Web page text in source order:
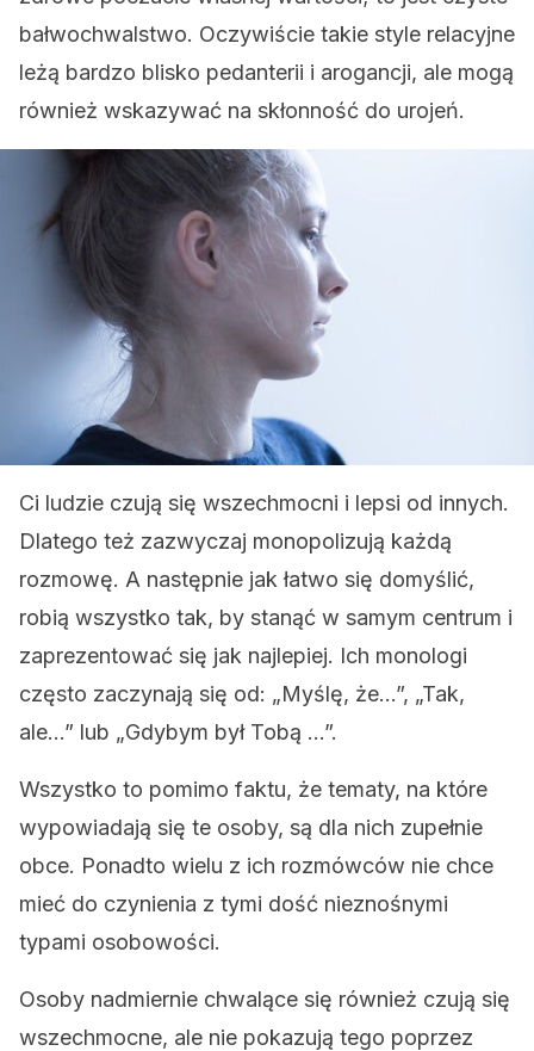
bałwochwalstwo. Oczywiście takie style relacyjne
leżą bardzo blisko pedanterii i arogancji, ale mogą
również wskazywać na skłonność do urojeń.
Ci ludzie czują się wszechmocni i lepsi od innych.
Dlatego też zazwyczaj monopolizują każdą
rozmowę. A następnie jak łatwo się domyślić,
robią wszystko tak, by stanąć w samym centrum i
zaprezentować się jak najlepiej. Ich monologi
często zaczynają się od: „Myślę, że…”, „Tak,
ale…” lub „Gdybym był Tobą …”.
Wszystko to pomimo faktu, że tematy, na które
wypowiadają się te osoby, są dla nich zupełnie
obce. Ponadto wielu z ich rozmówców nie chce
mieć do czynienia z tymi dość nieznośnymi
typami osobowości.
Osoby nadmiernie chwalące się również czują się
wszechmocne, ale nie pokazują tego poprzez